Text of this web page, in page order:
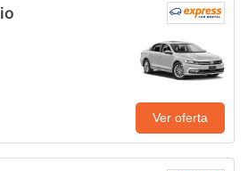
Ver oferta